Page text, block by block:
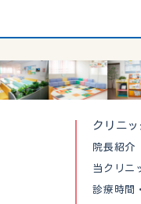
クリニ
院長紹介
当クリニ
診療時間